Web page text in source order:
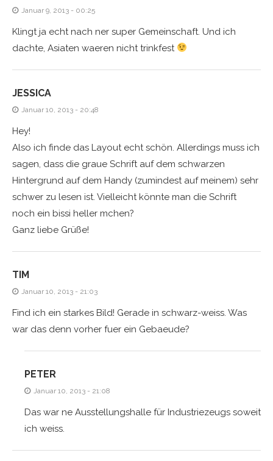
Januar 9, 2013 - 00:25
Klingt ja echt nach ner super Gemeinschaft. Und ich
dachte, Asiaten waeren nicht trinkfest
JESSICA
Januar 10, 2013 - 20:48
Hey!
Also ich finde das Layout echt schön. Allerdings muss ich
sagen, dass die graue Schrift auf dem schwarzen
Hintergrund auf dem Handy (zumindest auf meinem) sehr
schwer zu lesen ist. Vielleicht könnte man die Schrift
noch ein bissi heller mchen?
Ganz liebe Grüße!
TIM
Januar 10, 2013 - 21:03
Find ich ein starkes Bild! Gerade in schwarz-weiss. Was
war das denn vorher fuer ein Gebaeude?
PETER
Januar 10, 2013 - 21:08
Das war ne Ausstellungshalle für Industriezeugs soweit
ich weiss.